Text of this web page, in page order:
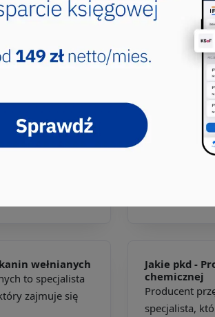
zajmujący
włóknistych,
Jakie pkd -
Producent
zajmujący
barwników i
611311
lnianej
to specjalista,
w procesie
Jakie pkd -
Mistrz
postać w
wełnianych
to specjalista
zajmuje się
Jakie pkd -
chemicznej
Producent
specjalista,